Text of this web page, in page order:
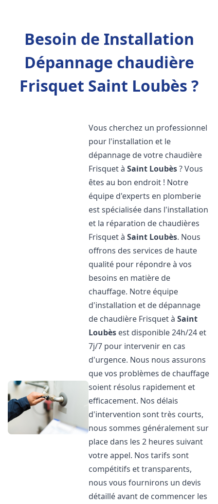
Besoin de Installation
Dépannage chaudière
Frisquet Saint Loubès ?
Vous cherchez un professionnel
pour l'installation et le
dépannage de votre chaudière
Frisquet àSaint Loubès? Vous
êtes au bon endroit ! Notre
équipe d'experts en plomberie
est spécialisée dans l'installation
et la réparation de chaudières
Frisquet àSaint Loubès. Nous
offrons des services de haute
qualité pour répondre à vos
besoins en matière de
chauffage. Notre équipe
d'installation et de dépannage
de chaudière Frisquet àSaint
Loubès est disponible 24h/24 et
7j/7 pour intervenir en cas
d'urgence. Nous nous assurons
que vos problèmes de chauffage
soient résolus rapidement et
efficacement. Nos délais
d'intervention sont très courts,
nous sommes généralement sur
place dans les 2 heures suivant
votre appel. Nos tarifs sont
compétitifs et transparents,
nous vous fournirons un devis
détaillé avant de commencer les